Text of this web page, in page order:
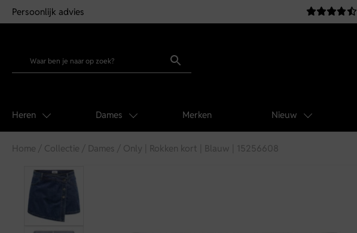
Persoonlijk advies
Heren Dames Merken Nieuw
Home / Collectie / Dames / Only | Rokken kort | Blauw | 15256608